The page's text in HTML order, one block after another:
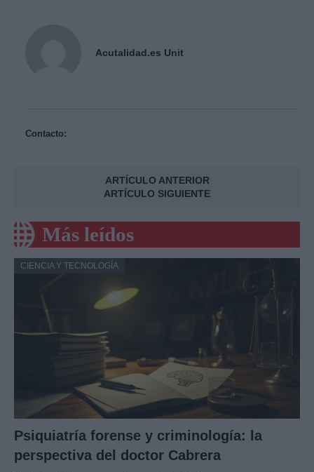
Acutalidad.es Unit
Contacto:
ARTÍCULO ANTERIOR
ARTÍCULO SIGUIENTE
Más leídos
CIENCIA Y TECNOLOGÍA
Psiquiatría forense y criminología: la
perspectiva del doctor Cabrera